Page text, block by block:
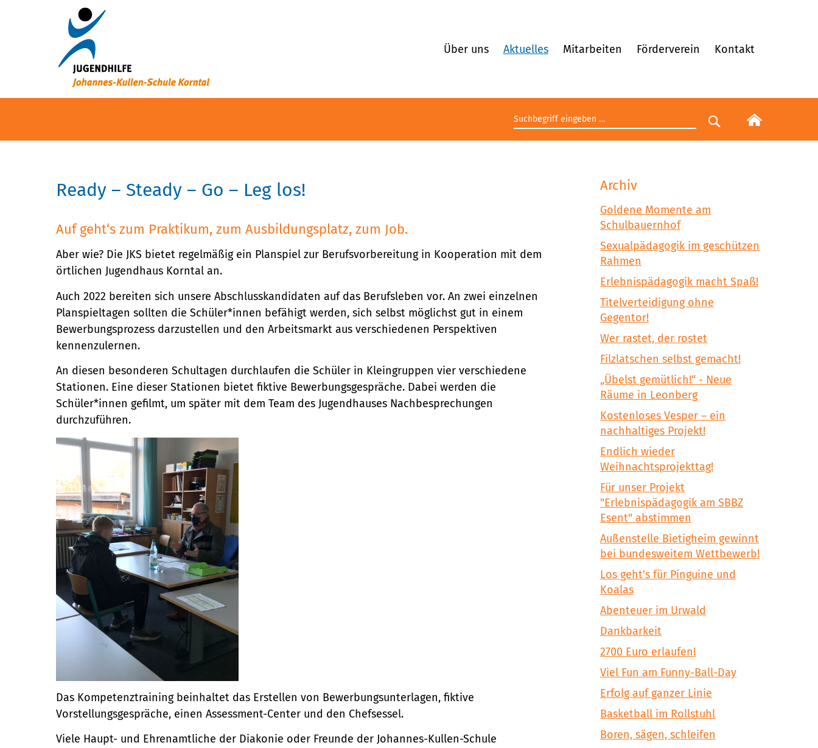
Über uns Aktuelles Mitarbeiten Förderverein Kontakt
Suchbegriff eingeben
Suche starten
Ready – Steady – Go – Leg los!
Auf geht‘s zum Praktikum, zum Ausbildungsplatz, zum Job.
Aber wie? Die JKS bietet regelmäßig ein Planspiel zur Berufsvorbereitung in Kooperation mit dem
örtlichen Jugendhaus Korntal an.
Auch 2022 bereiten sich unsere Abschlusskandidaten auf das Berufsleben vor. An zwei einzelnen
Planspieltagen sollten die Schüler*innen befähigt werden, sich selbst möglichst gut in einem
Bewerbungsprozess darzustellen und den Arbeitsmarkt aus verschiedenen Perspektiven
kennenzulernen.
An diesen besonderen Schultagen durchlaufen die Schüler in Kleingruppen vier verschiedene
Stationen. Eine dieser Stationen bietet fiktive Bewerbungsgespräche. Dabei werden die
Schüler*innen gefilmt, um später mit dem Team des Jugendhauses Nachbesprechungen
durchzuführen.
Das Kompetenztraining beinhaltet das Erstellen von Bewerbungsunterlagen, fiktive
Vorstellungsgespräche, einen Assessment-Center und den Chefsessel.
Viele Haupt- und Ehrenamtliche der Diakonie oder Freunde der Johannes-Kullen-Schule
Archiv
Goldene Momente am
Schulbauernhof
Sexualpädagogik im geschützen
Rahmen
Erlebnispädagogik macht Spaß!
Titelverteidigung ohne
Gegentor!
Wer rastet, der rostet
Filzlatschen selbst gemacht!
„Übelst gemütlich!“ - Neue
Räume in Leonberg
Kostenloses Vesper – ein
nachhaltiges Projekt!
Endlich wieder
Weihnachtsprojekttag!
Für unser Projekt
"Erlebnispädagogik am SBBZ
Esent" abstimmen
Außenstelle Bietigheim gewinnt
bei bundesweitem Wettbewerb!
Los geht's für Pinguine und
Koalas
Abenteuer im Urwald
Dankbarkeit
2700 Euro erlaufen!
Viel Fun am Funny-Ball-Day
Erfolg auf ganzer Linie
Basketball im Rollstuhl
Boren, sägen, schleifen